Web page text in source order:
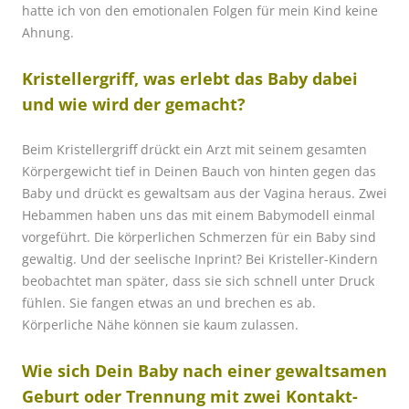
hatte ich von den emotionalen Folgen für mein Kind keine
Ahnung.
Kristellergriff, was erlebt das Baby dabei
und wie wird der gemacht?
Beim Kristellergriff drückt ein Arzt mit seinem gesamten
Körpergewicht tief in Deinen Bauch von hinten gegen das
Baby und drückt es gewaltsam aus der Vagina heraus. Zwei
Hebammen haben uns das mit einem Babymodell einmal
vorgeführt. Die körperlichen Schmerzen für ein Baby sind
gewaltig. Und der seelische Inprint? Bei Kristeller-Kindern
beobachtet man später, dass sie sich schnell unter Druck
fühlen. Sie fangen etwas an und brechen es ab.
Körperliche Nähe können sie kaum zulassen.
Wie sich Dein Baby nach einer gewaltsamen
Geburt oder Trennung mit zwei Kontakt-